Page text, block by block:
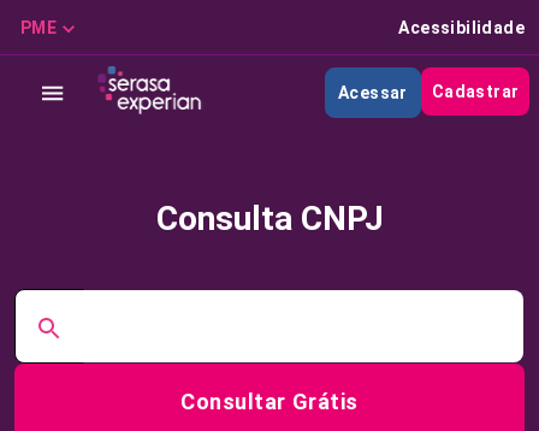
PME Acessibilidade
Acessar Cadastrar
Consulta CNPJ
Consultar Grátis